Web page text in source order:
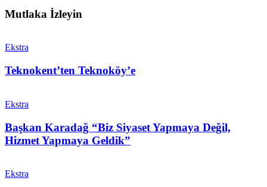
Mutlaka İzleyin
Ekstra
Teknokent’ten Teknoköy’e
Ekstra
Başkan Karadağ “Biz Siyaset Yapmaya Değil,
Hizmet Yapmaya Geldik”
Ekstra